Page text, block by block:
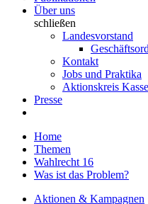
Über uns
schließen
Landesvorstand
Kontakt
Jobs und Praktika
Aktionskreis
Presse
Home
Themen
Wahlrecht 16
Was ist das Problem?
Aktionen & Kampagnen